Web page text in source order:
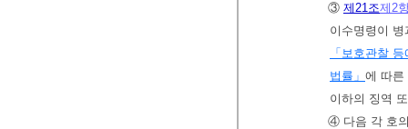
③ 제21조제2
이수명령이
「보호관찰
법률」 에 따른
이하의 징역
④ 다음 각 호